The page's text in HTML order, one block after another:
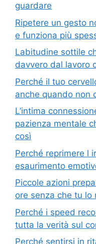
guardare
Ripetere un gesto
e funziona più
Labitudine sottile
davvero dal lavoro
Perché il tuo
anche quando non
L’intima
pazienza mentale
così
Perché reprimere l
esaurimento
Piccole azioni
ore senza che tu lo
Perché i speed
tutta la verità sul
Perché sentirsi in